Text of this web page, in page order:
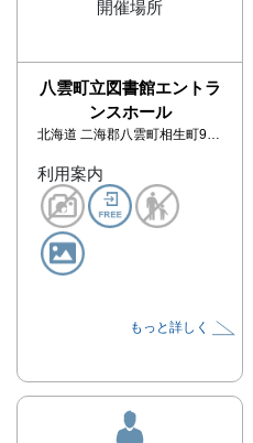
開催場所
八雲町立図書館エントラ
ンスホール
北海道 二海郡八雲町相生町98番地 1F
利用案内
もっと詳しく